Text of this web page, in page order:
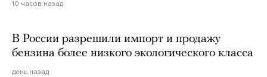
10 часов назад
В России разрешили импорт и продажу
бензина более низкого экологического класса
день назад